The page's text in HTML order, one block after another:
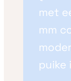
met
mm
puike